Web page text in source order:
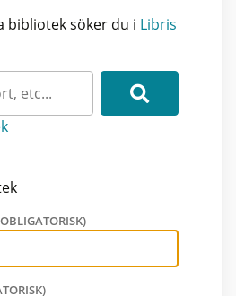
bibliotek söker du i Libris